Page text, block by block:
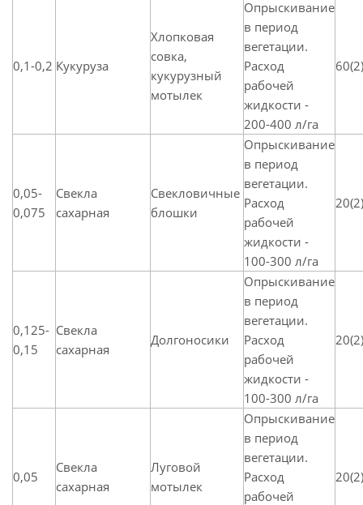
0,1-0,2 Кукуруза
Хлопковая
совка,
кукурузный
мотылек
Опрыскивание
в период
вегетации.
Расход
рабочей
жидкости -
200-400 л/га
60(2)
0,05-
0,075
Свекла
сахарная
Свекловичные
блошки
Опрыскивание
в период
вегетации.
Расход
рабочей
жидкости -
100-300 л/га
20(2)
0,125-
0,15
Свекла
сахарная
Долгоносики
Опрыскивание
в период
вегетации.
Расход
рабочей
жидкости -
100-300 л/га
20(2)
0,05
Свекла
сахарная
Луговой
мотылек
Опрыскивание
в период
вегетации.
Расход
рабочей
20(2)